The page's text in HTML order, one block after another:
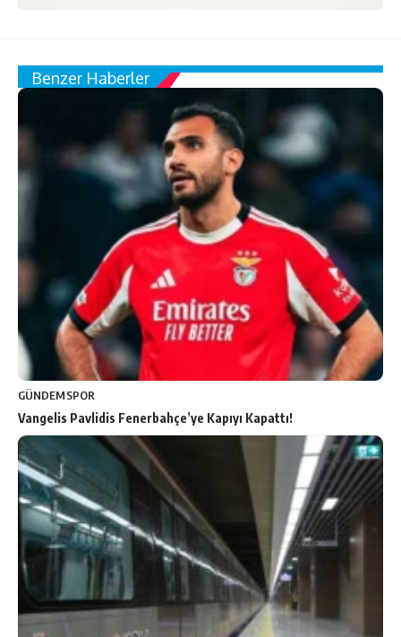
Benzer Haberler
GÜNDEMSPOR
Vangelis Pavlidis Fenerbahçe’ye Kapıyı Kapattı!